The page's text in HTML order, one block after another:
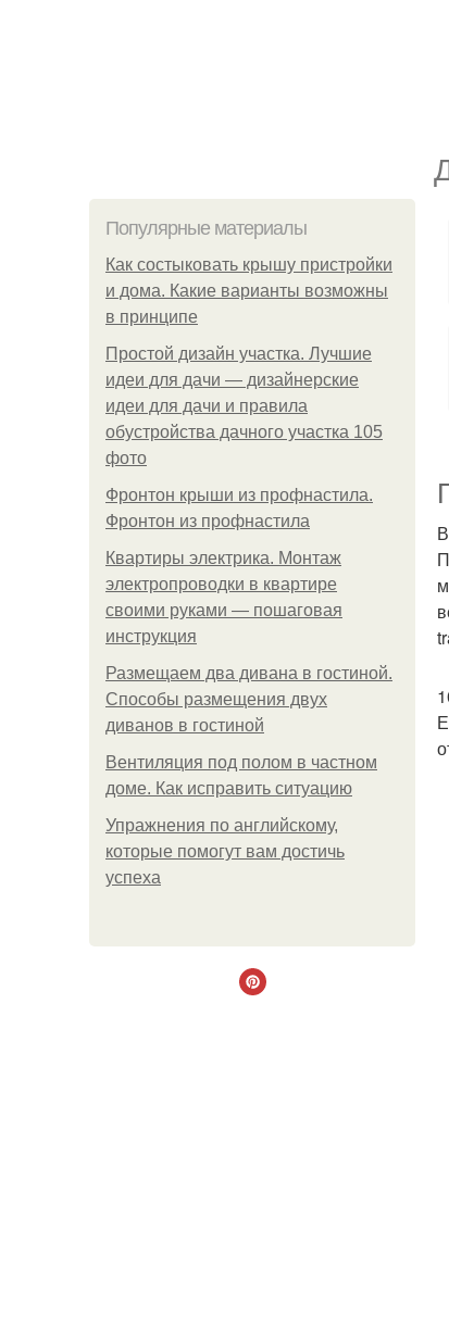
Популярные материалы
Как состыковать крышу пристройки
и дома. Какие варианты возможны
в принципе
Простой дизайн участка. Лучшие
идеи для дачи — дизайнерские
идеи для дачи и правила
обустройства дачного участка 105
фото
Фронтон крыши из профнастила.
Фронтон из профнастила
Квартиры электрика. Монтаж
электропроводки в квартире
своими руками — пошаговая
инструкция
Размещаем два дивана в гостиной.
Способы размещения двух
диванов в гостиной
Вентиляция под полом в частном
доме. Как исправить ситуацию
Упражнения по английскому,
которые помогут вам достичь
успеха